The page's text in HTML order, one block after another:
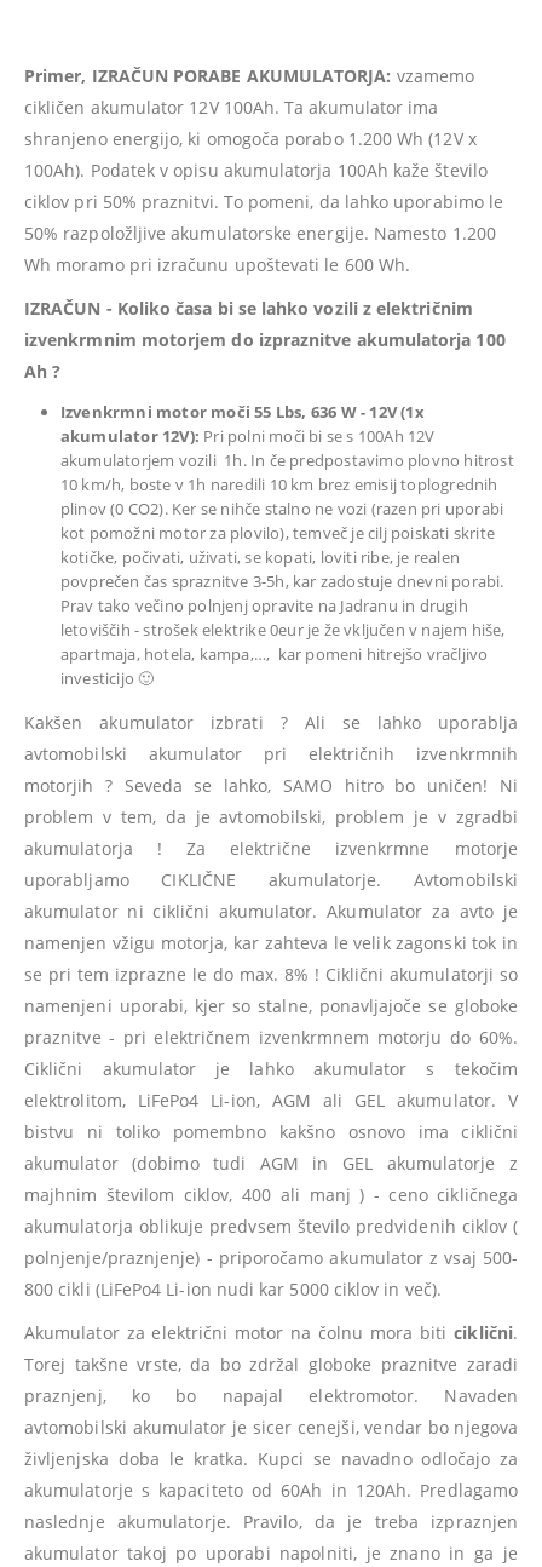
Primer, IZRAČUN PORABE AKUMULATORJA: vzamemo
cikličen akumulator 12V 100Ah. Ta akumulator ima
shranjeno energijo, ki omogoča porabo 1.200 Wh (12V x
100Ah). Podatek v opisu akumulatorja 100Ah kaže število
ciklov pri 50% praznitvi. To pomeni, da lahko uporabimo le
50% razpoložljive akumulatorske energije. Namesto 1.200
Wh moramo pri izračunu upoštevati le 600 Wh.
IZRAČUN - Koliko časa bi se lahko vozili z električnim
izvenkrmnim motorjem do izpraznitve akumulatorja 100
Ah ?
Izvenkrmni motor moči 55 Lbs, 636 W - 12V (1x
akumulator 12V): Pri polni moči bi se s 100Ah 12V
akumulatorjem vozili 1h. In če predpostavimo plovno hitrost
10 km/h, boste v 1h naredili 10 km brez emisij toplogrednih
plinov (0 CO2). Ker se nihče stalno ne vozi (razen pri uporabi
kot pomožni motor za plovilo), temveč je cilj poiskati skrite
kotičke, počivati, uživati, se kopati, loviti ribe, je realen
povprečen čas spraznitve 3-5h, kar zadostuje dnevni porabi.
Prav tako večino polnjenj opravite na Jadranu in drugih
letoviščih - strošek elektrike 0eur je že vključen v najem hiše,
apartmaja, hotela, kampa,…, kar pomeni hitrejšo vračljivo
investicijo 🙂
Kakšen akumulator izbrati ? Ali se lahko uporablja
avtomobilski akumulator pri električnih izvenkrmnih
motorjih ? Seveda se lahko, SAMO hitro bo uničen! Ni
problem v tem, da je avtomobilski, problem je v zgradbi
akumulatorja ! Za električne izvenkrmne motorje
uporabljamo CIKLIČNE akumulatorje. Avtomobilski
akumulator ni ciklični akumulator. Akumulator za avto je
namenjen vžigu motorja, kar zahteva le velik zagonski tok in
se pri tem izprazne le do max. 8% ! Ciklični akumulatorji so
namenjeni uporabi, kjer so stalne, ponavljajoče se globoke
praznitve - pri električnem izvenkrmnem motorju do 60%.
Ciklični akumulator je lahko akumulator s tekočim
elektrolitom, LiFePo4 Li-ion, AGM ali GEL akumulator. V
bistvu ni toliko pomembno kakšno osnovo ima ciklični
akumulator (dobimo tudi AGM in GEL akumulatorje z
majhnim številom ciklov, 400 ali manj ) - ceno cikličnega
akumulatorja oblikuje predvsem število predvidenih ciklov (
polnjenje/praznjenje) - priporočamo akumulator z vsaj 500-
800 cikli (LiFePo4 Li-ion nudi kar 5000 ciklov in več).
Akumulator za električni motor na čolnu mora biticiklični.
Torej takšne vrste, da bo zdržal globoke praznitve zaradi
praznjenj, ko bo napajal elektromotor. Navaden
avtomobilski akumulator je sicer cenejši, vendar bo njegova
življenjska doba le kratka. Kupci se navadno odločajo za
akumulatorje s kapaciteto od 60Ah in 120Ah. Predlagamo
naslednje akumulatorje. Pravilo, da je treba izpraznjen
akumulator takoj po uporabi napolniti, je znano in ga je